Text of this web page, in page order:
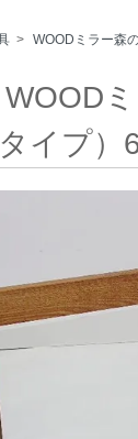
> WOODミラー森
タイプ）